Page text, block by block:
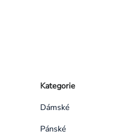
kategorie
Kategorie
Dámské
Pánské